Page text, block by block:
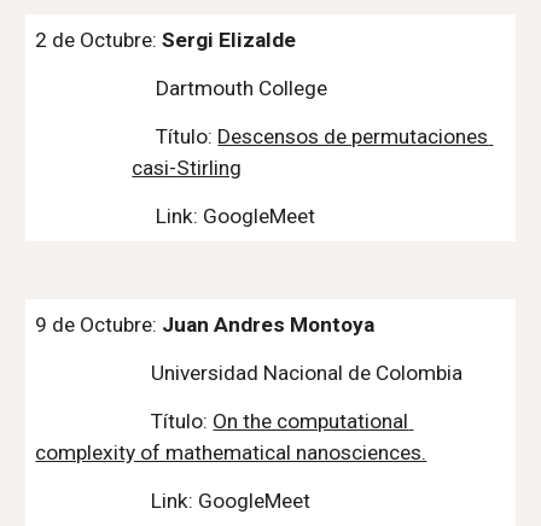
2 de Octubre: Sergi Elizalde
Dartmouth College
Título: Descensos de permutaciones
casi-Stirling
Link: GoogleMeet
9 de Octubre: Juan Andres Montoya
Universidad Nacional de Colombia
Título: On the computational
complexity of mathematical nanosciences.
Link: GoogleMeet